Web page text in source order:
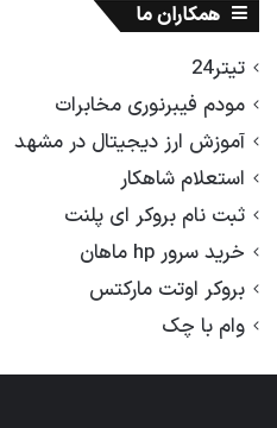
همکاران ما
تیتر24
مودم فیبرنوری مخابرات
آموزش ارز دیجیتال در مشهد
استعلام شاهکار
ثبت نام بروکر ای پلنت
خرید سرور hp ماهان
بروکر اوتت مارکتس
وام با چک